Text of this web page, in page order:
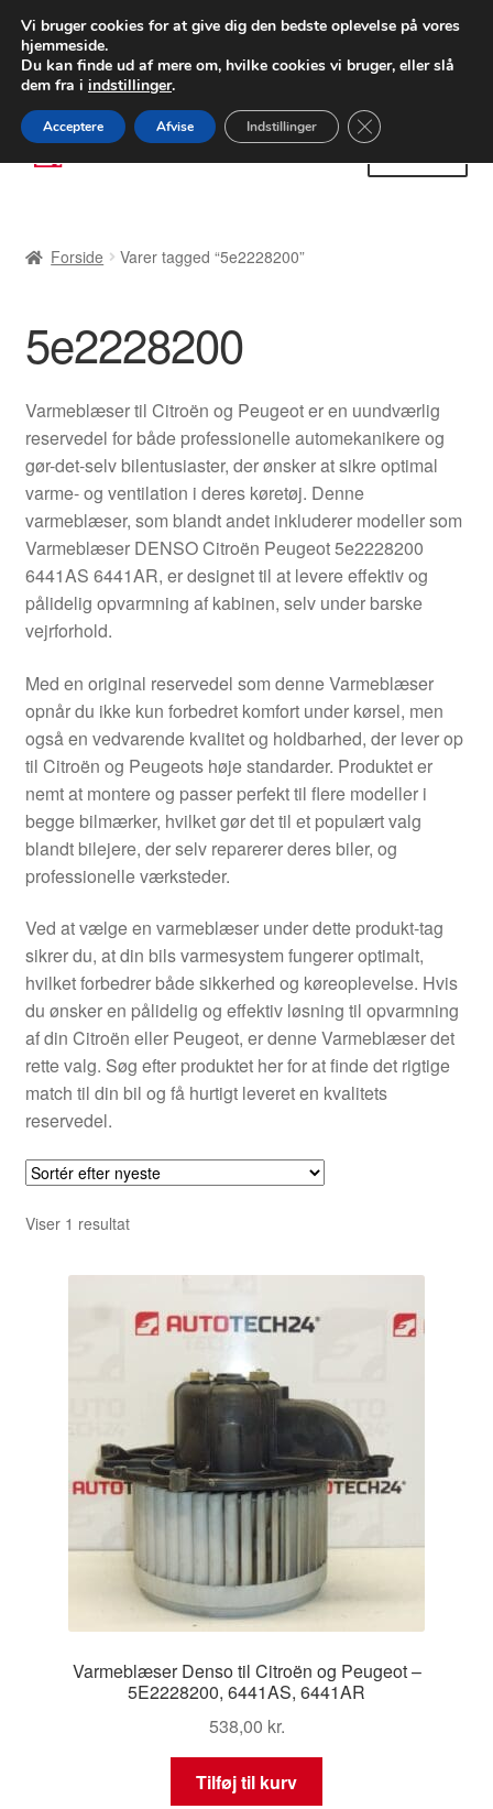
LEVERING fra 55 kr.
FEDEX verdensomspændende forsendelse
80 82 72 02
Spring
til
Spring
til
Betalinger
Kasse
Klageprocedure
Kontakte
Kurv
Levering
Min Konto
Om os
Privatlivspolitik
Vilkår og betingelser
Forside Varer tagged “5e2228200”
5e2228200
Varmeblæser til Citroën og Peugeot er en uundværlig
reservedel for både professionelle automekanikere og
gør-det-selv bilentusiaster, der ønsker at sikre optimal
varme- og ventilation i deres køretøj. Denne
varmeblæser, som blandt andet inkluderer modeller som
Varmeblæser DENSO Citroën Peugeot 5e2228200
6441AS 6441AR, er designet til at levere effektiv og
pålidelig opvarmning af kabinen, selv under barske
vejrforhold.
Med en original reservedel som denne Varmeblæser
opnår du ikke kun forbedret komfort under kørsel, men
også en vedvarende kvalitet og holdbarhed, der lever op
til Citroën og Peugeots høje standarder. Produktet er
nemt at montere og passer perfekt til flere modeller i
begge bilmærker, hvilket gør det til et populært valg
blandt bilejere, der selv reparerer deres biler, og
professionelle værksteder.
Ved at vælge en varmeblæser under dette produkt-tag
sikrer du, at din bils varmesystem fungerer optimalt,
hvilket forbedrer både sikkerhed og køreoplevelse. Hvis
du ønsker en pålidelig og effektiv løsning til opvarmning
af din Citroën eller Peugeot, er denne Varmeblæser det
rette valg. Søg efter produktet her for at finde det rigtige
match til din bil og få hurtigt leveret en kvalitets
reservedel.
Viser 1 resultat
Varmeblæser Denso til Citroën og Peugeot –
5E2228200, 6441AS, 6441AR
538,00 kr.
Tilføj til kurv
Vi bruger cookies for at give dig den bedste oplevelse på vores
hjemmeside.
Du kan finde ud af mere om, hvilke cookies vi bruger, eller slå
dem fra i indstillinger.
Acceptere Afvise Indstillinger Close GDPR